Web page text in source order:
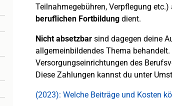
Teilnahmegebühren, Verpflegung etc.)
beruflichen Fortbildungdient.
Nicht absetzbarsind dagegen deine
allgemeinbildendes Thema
Versorgungseinrichtungen des
Diese Zahlungen kannst du unter
(2023): Welche Beiträge und Kosten